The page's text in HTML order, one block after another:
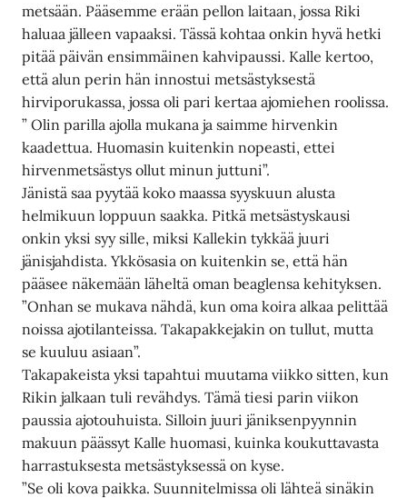
metsään. Pääsemme erään pellon laitaan, jossa Riki
haluaa jälleen vapaaksi. Tässä kohtaa onkin hyvä hetki
pitää päivän ensimmäinen kahvipaussi. Kalle kertoo,
että alun perin hän innostui metsästyksestä
hirviporukassa, jossa oli pari kertaa ajomiehen roolissa.
” Olin parilla ajolla mukana ja saimme hirvenkin
kaadettua. Huomasin kuitenkin nopeasti, ettei
hirvenmetsästys ollut minun juttuni”.
Jänistä saa pyytää koko maassa syyskuun alusta
helmikuun loppuun saakka. Pitkä metsästyskausi
onkin yksi syy sille, miksi Kallekin tykkää juuri
jänisjahdista. Ykkösasia on kuitenkin se, että hän
pääsee näkemään läheltä oman beaglensa kehityksen.
”Onhan se mukava nähdä, kun oma koira alkaa pelittää
noissa ajotilanteissa. Takapakkejakin on tullut, mutta
se kuuluu asiaan”.
Takapakeista yksi tapahtui muutama viikko sitten, kun
Rikin jalkaan tuli revähdys. Tämä tiesi parin viikon
paussia ajotouhuista. Silloin juuri jäniksenpyynnin
makuun päässyt Kalle huomasi, kuinka koukuttavasta
harrastuksesta metsästyksessä on kyse.
”Se oli kova paikka. Suunnitelmissa oli lähteä sinäkin